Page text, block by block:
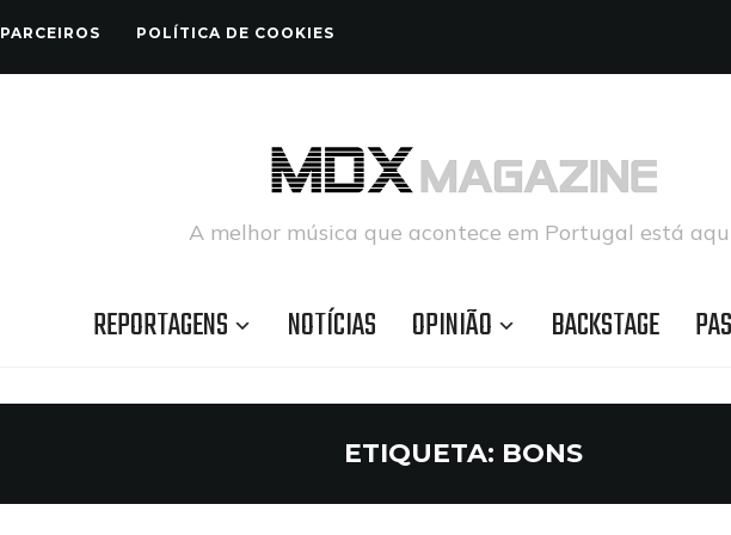
PARCEIROS POLÍTICA DE COOKIES
A melhor música que acontece em Portugal está
REPORTAGENS NOTÍCIAS OPINIÃO BACKSTAGE
ETIQUETA: BONS